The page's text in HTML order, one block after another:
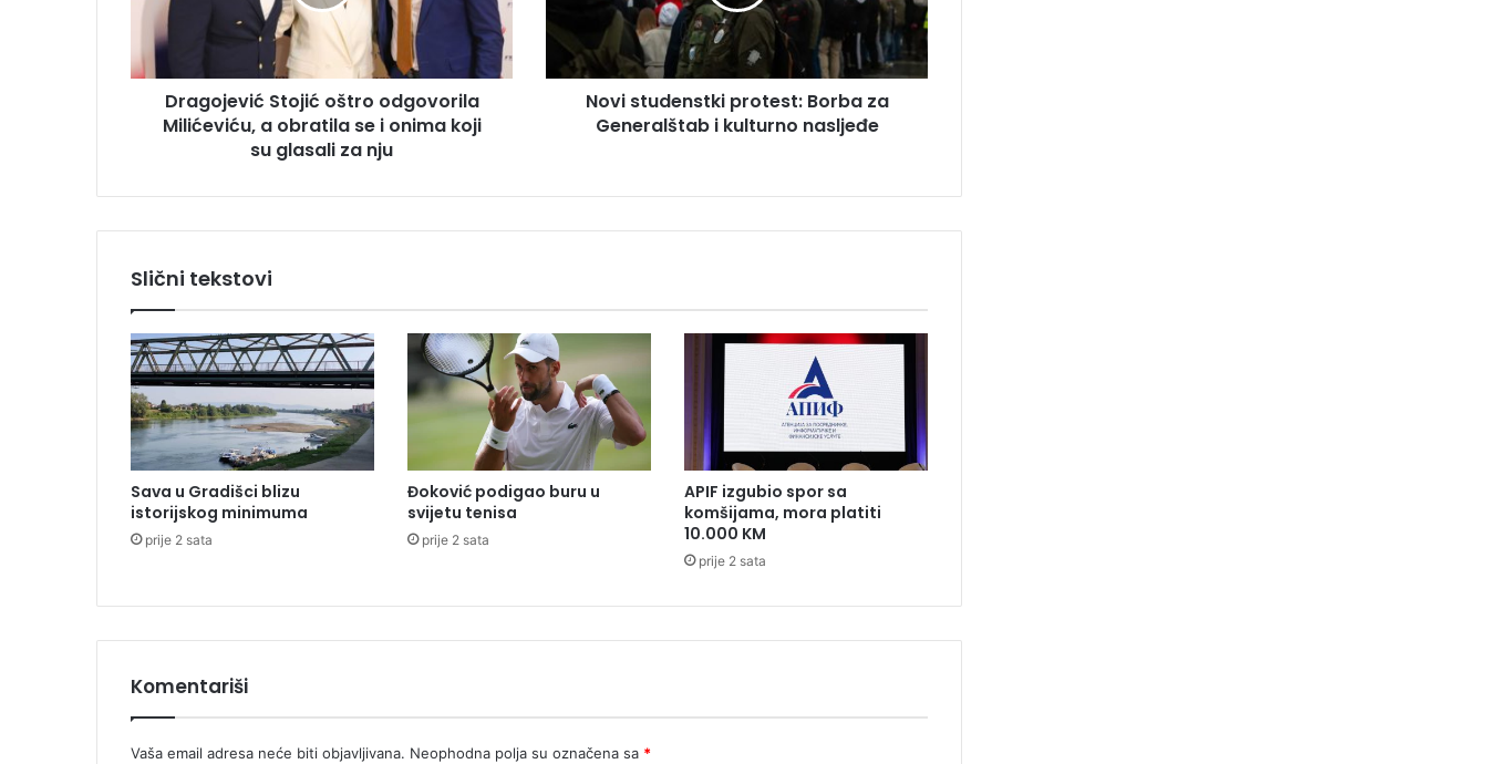
s
u
i
j
š
t
r
o
o
d
g
o
v
o
r
i
M
i
e
v
Dragojević Stojić oštro odgovorila
Milićeviću, a obratila se i onima koji
su glasali za nju
e
i
e
s
t
:
B
o
r
b
a
n
t
Novi studenstki protest: Borba za
Generalštab i kulturno nasljeđe
Slični tekstovi
Sava u Gradišci blizu
istorijskog minimuma
prije 2 sata
Đoković podigao buru u
svijetu tenisa
prije 2 sata
APIF izgubio spor sa
komšijama, mora platiti
10.000 KM
prije 2 sata
Komentariši
Vaša email adresa neće biti objavljivana. Neophodna polja su označena sa *